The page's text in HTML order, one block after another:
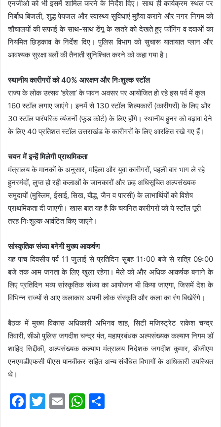
एनजीओ को भी इसमें शामिल करने के निर्देश दिए। साथ ही कार्यक्रम स्थल पर
निर्बाध बिजली, शुद्ध पेयजल और स्वास्थ्य सुविधाएं मुहैया कराने और नगर निगम को
शौचालयों की सफाई के साथ-साथ डेंगू के खतरे को देखते हुए फॉगिंग व दवाओं का
नियमित छिड़काव के निर्देश दिए। पुलिस विभाग को सुचारू यातायात प्लान और
आवश्यक सुरक्षा बलों की तैनाती सुनिश्चित करने को कहा गया है।
स्थानीय कारीगरों को 40% आरक्षण और निःशुल्क स्टॉल
राज्य के लोक उत्सव ‘हरेला’ के पावन अवसर पर आयोजित हो रहे इस पर्व में कुल
160 स्टॉल लगाए जाएंगे। इनमें से 130 स्टॉल शिल्पकारों (कारीगरों) के लिए और
30 स्टॉल पारंपरिक व्यंजनों (फूड कोर्ट) के लिए होंगे। स्थानीय हुनर को बढ़ावा देने
के लिए 40 प्रतिशत स्टॉल उत्तराखंड के कारीगरों के लिए आरक्षित रखे गए हैं।
चयन में इन्हें मिलेगी प्राथमिकता
मंत्रालय के मानकों के अनुसार, महिला और युवा कारीगरों, पहली बार भाग ले रहे
हुनरमंदों, लुप्त हो रही कलाओं के जानकारों और छह अधिसूचित अल्पसंख्यक
समुदायों (मुस्लिम, ईसाई, सिख, बौद्ध, जैन व पारसी) के लाभार्थियों को विशेष
प्राथमिकता दी जाएगी। खास बात यह है कि चयनित कारीगरों को ये स्टॉल पूरी
तरह निःशुल्क आवंटित किए जाएंगे।
सांस्कृतिक संध्या बनेगी मुख्य आकर्षण
यह पांच दिवसीय पर्व 11 जुलाई से प्रतिदिन सुबह 11ः00 बजे से रात्रि 09ः00
बजे तक आम जनता के लिए खुला रहेगा। मेले को और अधिक आकर्षक बनाने के
लिए प्रतिदिन भव्य सांस्कृतिक संध्या का आयोजन भी किया जाएगा, जिसमें देश के
विभिन्न राज्यों से आए कलाकार अपनी लोक संस्कृति और कला का रंग बिखेरेंगे।
बैठक में मुख्य विकास अधिकारी अभिनव शाह, सिटी मजिस्ट्रेट राकेश चन्द्र
तिवारी, सीओ पुलिस जगदीश चन्द्र पंत, महाप्रबंधक अल्पसंख्यक कल्याण निगम डॉ
शाहिद सिद्दीकी, अल्पसंख्यक कल्याण मंत्रालय निदेशक जगदीश कुमार, डीजीएम
एनएमडीएफसी पीएस पानवीकर सहित अन्य संबंधित विभागों के अधिकारी उपस्थित
थे।
F
T
E
W